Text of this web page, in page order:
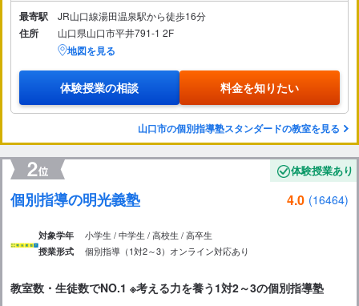
最寄駅 JR山口線湯田温泉駅から徒歩16分
住所 山口県山口市平井791-1 2F
地図を見る
体験授業の相談 料金を知りたい
山口市の個別指導塾スタンダードの教室を見る
体験授業あり
個別指導の明光義塾 4.0 (16464)
対象学年 小学生 / 中学生 / 高校生 / 高卒生
授業形式 個別指導（1対2～3） オンライン対応あり
教室数・生徒数でNO.1 ※考える力を養う1対2～3の個別指導塾